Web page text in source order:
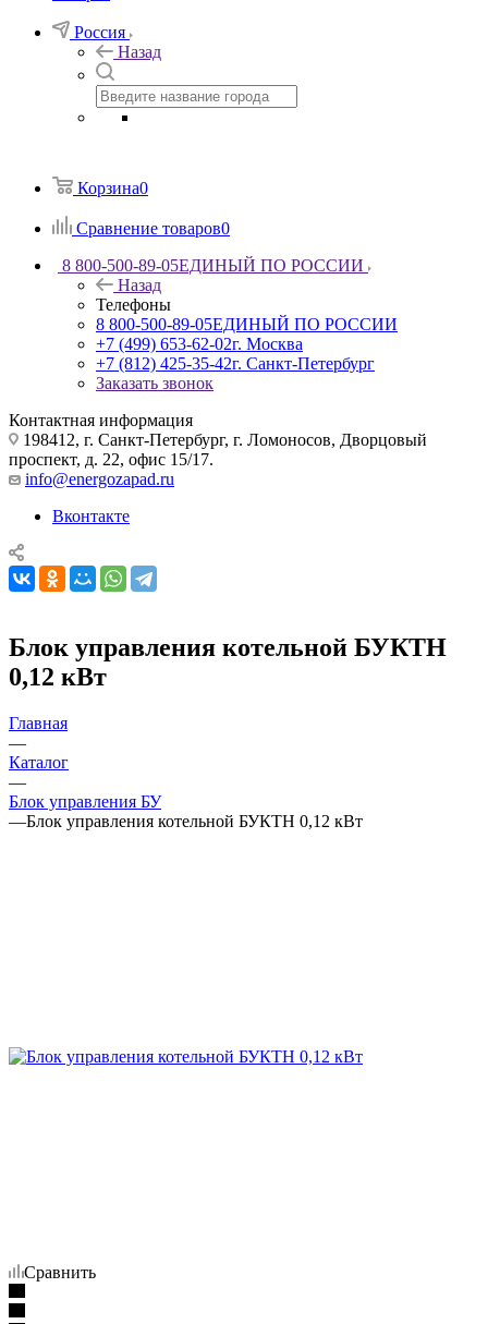
Россия
Назад
Корзина0
Сравнение товаров0
8 800-500-89-05ЕДИНЫЙ ПО РОССИИ
Назад
Телефоны
8 800-500-89-05ЕДИНЫЙ ПО РОССИИ
+7 (499) 653-62-02г. Москва
+7 (812) 425-35-42г. Санкт-Петербург
Заказать звонок
Контактная информация
198412, г. Санкт-Петербург, г. Ломоносов, Дворцовый
проспект, д. 22, офис 15/17.
info@energozapad.ru
Вконтакте
Блок управления котельной БУКТН
0,12 кВт
Главная
—
Каталог
—
Блок управления БУ
—Блок управления котельной БУКТН 0,12 кВт
Сравнить